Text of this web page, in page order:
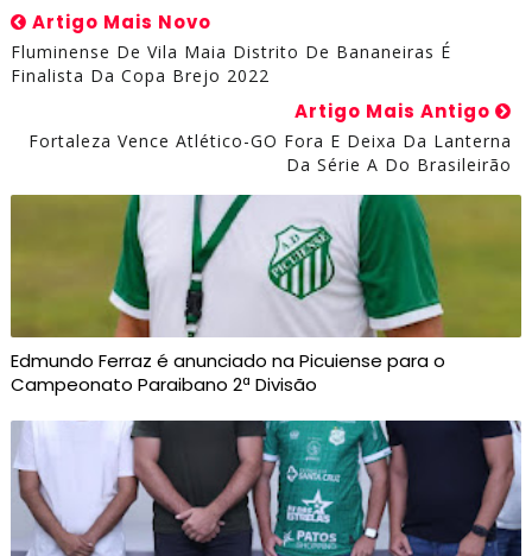
Artigo Mais Novo
Fluminense De Vila Maia Distrito De Bananeiras É
Finalista Da Copa Brejo 2022
Artigo Mais Antigo
Fortaleza Vence Atlético-GO Fora E Deixa Da Lanterna
Da Série A Do Brasileirão
Edmundo Ferraz é anunciado na Picuiense para o
Campeonato Paraibano 2ª Divisão